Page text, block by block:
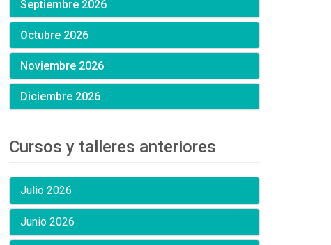
Septiembre 2026
Octubre 2026
Noviembre 2026
Diciembre 2026
Cursos y talleres anteriores
Julio 2026
Junio 2026